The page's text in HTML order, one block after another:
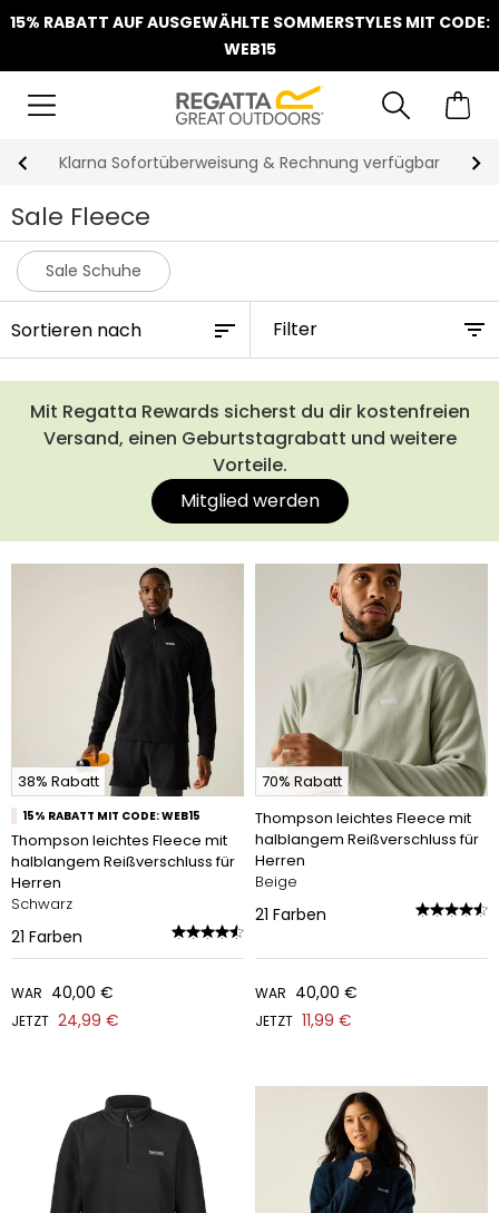
15% RABATT AUF AUSGEWÄHLTE SOMMERSTYLES MIT CODE:
WEB15
Klarna Sofortüberweisung & Rechnung verfügbar
Sale Fleece
Sale Schuhe
Filter
Mit Regatta Rewards sicherst du dir kostenfreien
Versand, einen Geburtstagrabatt und weitere
Vorteile.
Mitglied werden
38% Rabatt
15% RABATT MIT CODE: WEB15
Thompson leichtes Fleece mit
halblangem Reißverschluss für
Herren
Schwarz
21 Farben
WAR 40,00 €
JETZT 24,99 €
70% Rabatt
Thompson leichtes Fleece mit
halblangem Reißverschluss für
Herren
Beige
21 Farben
WAR 40,00 €
JETZT 11,99 €